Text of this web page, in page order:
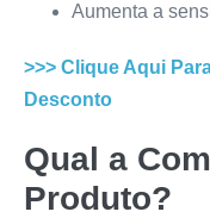
Aumenta a
>>> Clique Aqui
Desconto
Qual a
Produto?